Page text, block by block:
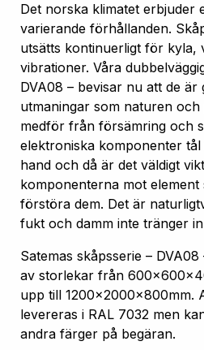
Det norska klimatet erbjuder
varierande förhållanden.
utsätts kontinuerligt för kyla,
vibrationer. Våra
DVA08 – bevisar nu att de
utmaningar som naturen
medför från försämring och
elektroniska komponenter
hand och då är det väldigt
komponenterna mot
förstöra dem. Det är
fukt och damm inte tränger
Satemas skåpsserie –
av storlekar från
upp till 1200x2000x800mm.
levereras i RAL 7032 men
andra färger på begäran.